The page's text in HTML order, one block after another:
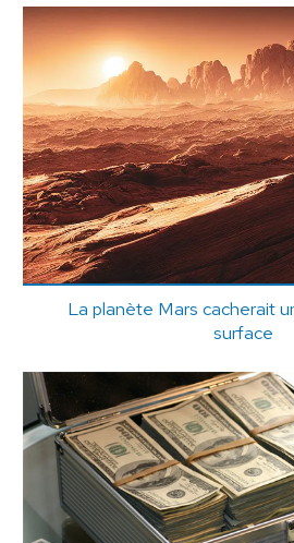
La planète Mars cacherait
surface